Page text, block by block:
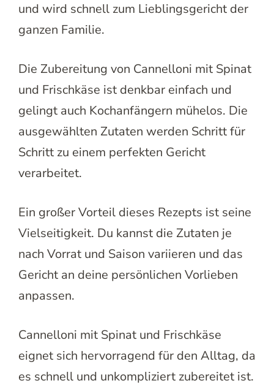
und wird schnell zum Lieblingsgericht der
ganzen Familie.
Die Zubereitung von Cannelloni mit Spinat
und Frischkäse ist denkbar einfach und
gelingt auch Kochanfängern mühelos. Die
ausgewählten Zutaten werden Schritt für
Schritt zu einem perfekten Gericht
verarbeitet.
Ein großer Vorteil dieses Rezepts ist seine
Vielseitigkeit. Du kannst die Zutaten je
nach Vorrat und Saison variieren und das
Gericht an deine persönlichen Vorlieben
anpassen.
Cannelloni mit Spinat und Frischkäse
eignet sich hervorragend für den Alltag, da
es schnell und unkompliziert zubereitet ist.